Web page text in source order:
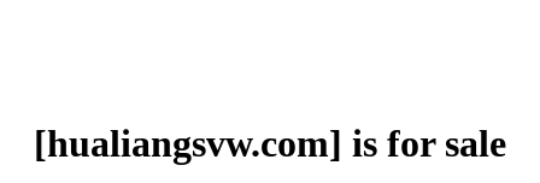
[hualiangsvw.com] is for sale